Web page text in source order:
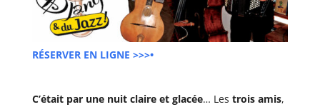
RÉSERVER EN LIGNE >>>•
C’était par une nuit claire et glacée… Les trois amis,